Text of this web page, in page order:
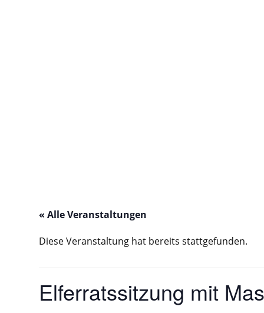
« Alle Veranstaltungen
Diese Veranstaltung hat bereits stattgefunden.
Elferratssitzung mit